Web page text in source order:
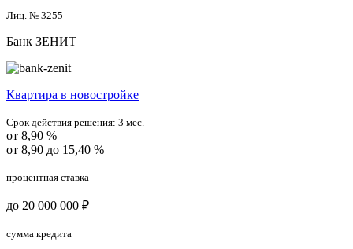
Лиц. № 3255
Банк ЗЕНИТ
Квартира в новостройке
Срок действия решения: 3 мес.
от 8,90 %
от 8,90 до 15,40 %
процентная ставка
до 20 000 000 ₽
сумма кредита